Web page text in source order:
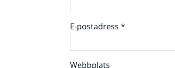
E-postadress *
Webbplats